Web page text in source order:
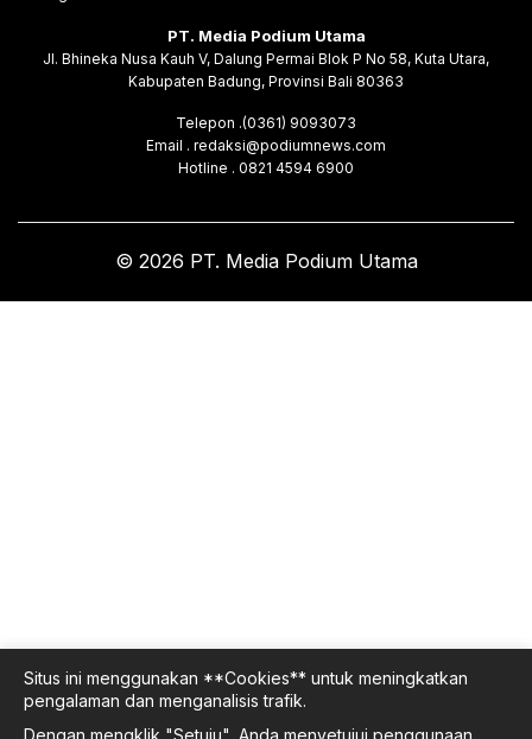
PT. Media Podium Utama
Jl. Bhineka Nusa Kauh V, Dalung Permai Blok P No 58, Kuta Utara,
Kabupaten Badung, Provinsi Bali 80363
Telepon .(0361) 9093073
Email . redaksi@podiumnews.com
Hotline . 0821 4594 6900
© 2026 PT. Media Podium Utama
Situs ini menggunakan **Cookies** untuk meningkatkan
pengalaman dan menganalisis trafik.
Dengan mengklik "Setuju", Anda menyetujui penggunaan